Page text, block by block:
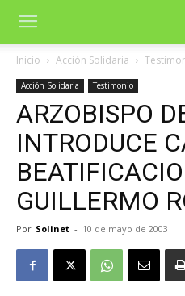
Inicio Acción Solidaria
Acción Solidaria Testimonio
ARZOBISPO
INTRODUCE
GUILLERMO
Por Solinet - 10 de mayo de 2003